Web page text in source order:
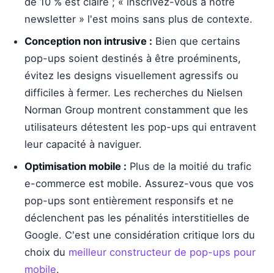
newsletter » l'est moins sans plus de contexte.
Conception non intrusive : Bien que certains
pop-ups soient destinés à être proéminents,
évitez les designs visuellement agressifs ou
difficiles à fermer. Les recherches du Nielsen
Norman Group montrent constamment que les
utilisateurs détestent les pop-ups qui entravent
leur capacité à naviguer.
Optimisation mobile : Plus de la moitié du trafic
e-commerce est mobile. Assurez-vous que vos
pop-ups sont entièrement responsifs et ne
déclenchent pas les pénalités interstitielles de
Google. C'est une considération critique lors du
choix du meilleur constructeur de pop-ups pour
mobile.